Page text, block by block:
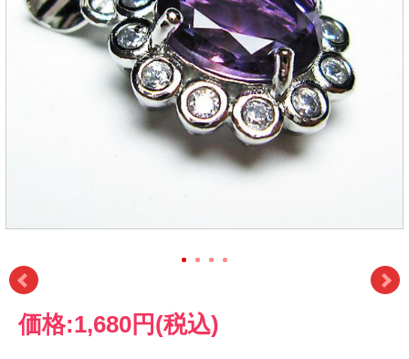
価格:1,680円 (税込)